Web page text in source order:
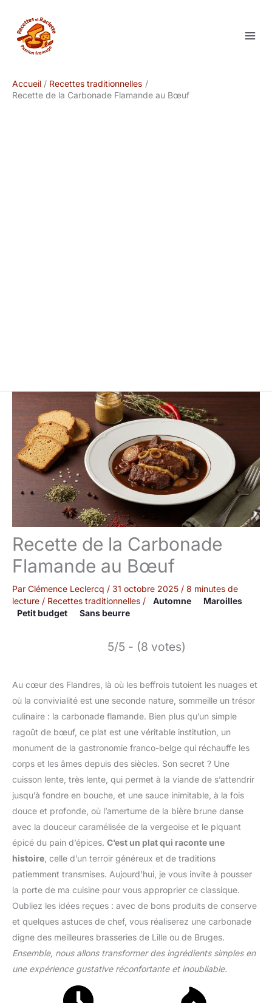
contenu
Accueil
Recettes traditionnelles
Recette de la Carbonade Flamande au Bœuf
Recette de la Carbonade
Flamande au Bœuf
Par Clémence Leclercq / 31 octobre 2025 / 8 minutes de
lecture / Recettes traditionnelles / Automne
Maroilles
Petit budget
Sans beurre
5/5 - (8 votes)
Au cœur des Flandres, là où les beffrois tutoient les nuages et
où la convivialité est une seconde nature, sommeille un trésor
culinaire : la carbonade flamande. Bien plus qu’un simple
ragoût de bœuf, ce plat est une véritable institution, un
monument de la gastronomie franco-belge qui réchauffe les
corps et les âmes depuis des siècles. Son secret ? Une
cuisson lente, très lente, qui permet à la viande de s’attendrir
jusqu’à fondre en bouche, et une sauce inimitable, à la fois
douce et profonde, où l’amertume de la bière brune danse
avec la douceur caramélisée de la vergeoise et le piquant
épicé du pain d’épices. C’est un plat qui raconte une
histoire , celle d’un terroir généreux et de traditions
patiemment transmises. Aujourd’hui, je vous invite à pousser
la porte de ma cuisine pour vous approprier ce classique.
Oubliez les idées reçues : avec de bons produits de conserve
et quelques astuces de chef, vous réaliserez une carbonade
digne des meilleures brasseries de Lille ou de Bruges.
Ensemble, nous allons transformer des ingrédients simples en
une expérience gustative réconfortante et inoubliable.